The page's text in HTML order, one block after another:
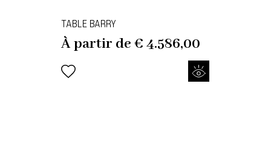
TABLE BARRY
À partir de€ 4.586,00